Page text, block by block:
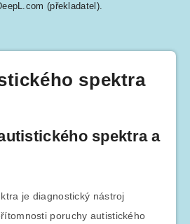
(překladatel).
spektra
spektra a
je diagnostický nástroj
poruchy autistického